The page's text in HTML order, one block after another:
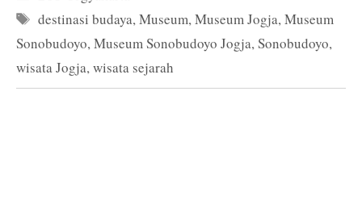
Tag
destinasi budaya,Museum,Museum Jogja,Museum
Sonobudoyo,Museum Sonobudoyo Jogja,Sonobudoyo,
wisata Jogja,wisata sejarah